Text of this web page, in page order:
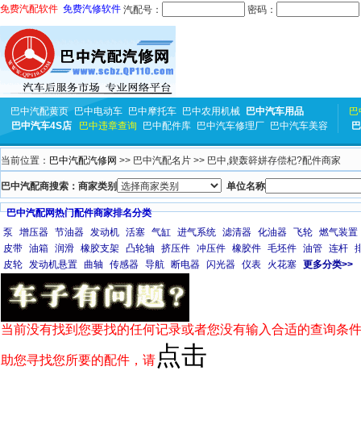
免费汽配软件 免费汽修软件 汽配号： 密码：
巴中汽配黄页 巴中电动车 巴中摩托车 巴中农用机械
巴中汽车用品
巴中汽车4S店
巴中违章查询 巴中配件库 巴中汽车修理厂 巴中汽车美容
当前位置： 巴中汽配汽修网 >> 巴中汽配名片 >> 巴中,鍥轰簳姘存偿杞?配件商家
巴中汽配商搜索：商家类别 单位名称
巴中汽配网热门配件商家排名分类
泵
增压器 节油器 发动机 活塞 气缸 进气系统 滤清器 化油器 飞轮 燃气装置
皮带 油箱 润滑 橡胶支架 凸轮轴 挤压件 冲压件 橡胶件 毛坯件 油管 连杆
皮轮 发动机悬置 曲轴 传感器 导航 断电器 闪光器 仪表 火花塞 更多分类>>
当前没有找到您要找的任何记录或者您没有输入合适的查询条
助您寻找您所要的配件，请 点击